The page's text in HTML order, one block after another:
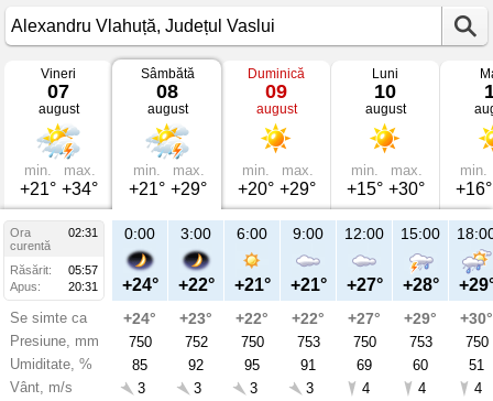
Vremea
Alexandru
Vlahuță
mâine
Județul
Vaslui
Vineri
07
august
min.
+21°
max.
+34°
Sâmbătă
08
august
min.
+21°
max.
+29°
Duminică
09
august
min.
+20°
max.
+29°
Luni
10
august
min.
+15°
max.
+30°
min.
+16°
Ora
02:31
curentă
Răsărit:
05:57
Apus:
20:31
Se simte ca
Presiune, mm
Umiditate, %
Vânt, m/s
21:00
+28°
+30°
752
67
2
Sâ
aug
0:00
+24°
+24°
750
85
3
3:00
+22°
+23°
752
92
3
6:00
+21°
+22°
750
95
3
9:00
+21°
+22°
753
91
3
12:00
+27°
+27°
750
69
4
15:00
+28°
+29°
753
60
4
+30°
750
51
4